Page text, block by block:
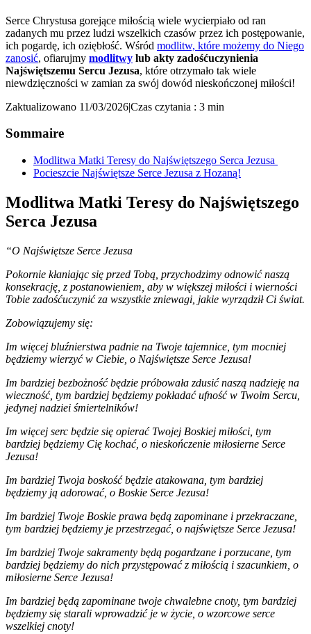
Serce Chrystusa gorejące miłością wiele wycierpiało od ran
zadanych mu przez ludzi wszelkich czasów przez ich postępowanie,
ich pogardę, ich oziębłość. Wśród modlitw, które możemy do Niego
zanosić, ofiarujmy modlitwy lub akty zadośćuczynienia
Najświętszemu Sercu Jezusa, które otrzymało tak wiele
niewdzięczności w zamian za swój dowód nieskończonej miłości!
Zaktualizowano 11/03/2026|Czas czytania : 3 min
Sommaire
Modlitwa Matki Teresy do Najświętszego Serca Jezusa
Pocieszcie Najświętsze Serce Jezusa z Hozaną!
Modlitwa Matki Teresy do Najświętszego
Serca Jezusa
“O Najświętsze Serce Jezusa
Pokornie kłaniając się przed Tobą, przychodzimy odnowić naszą
konsekrację, z postanowieniem, aby w większej miłości i wierności
Tobie zadośćuczynić za wszystkie zniewagi, jakie wyrządził Ci świat.
Zobowiązujemy się:
Im więcej bluźnierstwa padnie na Twoje tajemnice, tym mocniej
będziemy wierzyć w Ciebie, o Najświętsze Serce Jezusa!
Im bardziej bezbożność będzie próbowała zdusić naszą nadzieję na
wieczność, tym bardziej będziemy pokładać ufność w Twoim Sercu,
jedynej nadziei śmiertelników!
Im więcej serc będzie się opierać Twojej Boskiej miłości, tym
bardziej będziemy Cię kochać, o nieskończenie miłosierne Serce
Jezusa!
Im bardziej Twoja boskość będzie atakowana, tym bardziej
będziemy ją adorować, o Boskie Serce Jezusa!
Im bardziej Twoje Boskie prawa będą zapominane i przekraczane,
tym bardziej będziemy je przestrzegać, o najświętsze Serce Jezusa!
Im bardziej Twoje sakramenty będą pogardzane i porzucane, tym
bardziej będziemy do nich przystępować z miłością i szacunkiem, o
miłosierne Serce Jezusa!
Im bardziej będą zapominane twoje chwalebne cnoty, tym bardziej
będziemy się starali wprowadzić je w życie, o wzorcowe serce
wszelkiej cnoty!